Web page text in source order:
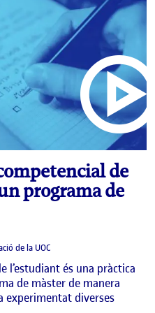
de
programa de
de la UOC
l’estudiant és una pràctica
de màster de manera
experimentat diverses